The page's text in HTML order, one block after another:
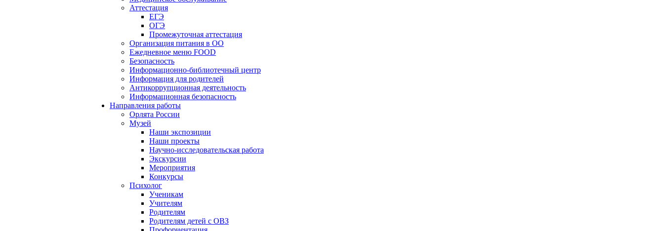
Аттестация
ЕГЭ
ОГЭ
Промежуточная аттестация
Организация питания в ОО
Ежедневное меню FOOD
Безопасность
Информационно-библиотечный центр
Информация для родителей
Антикоррупционная деятельность
Информационная безопасность
Направления работы
Орлята России
Музей
Наши экспозиции
Наши проекты
Научно-исследовательская работа
Экскурсии
Мероприятия
Конкурсы
Психолог
Ученикам
Учителям
Родителям
Родителям детей с ОВЗ